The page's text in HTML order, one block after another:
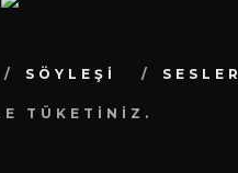
SÖYLEŞİ SESLER
TÜKETİNİZ.